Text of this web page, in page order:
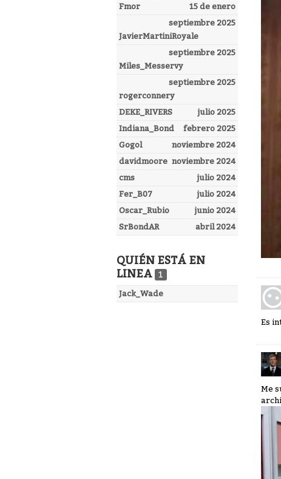
15 de enero
Fmor
septiembre 2025
JavierMartiniRoyale
septiembre 2025
Miles_Messervy
septiembre 2025
rogerconnery
julio 2025
DEKE_RIVERS
febrero 2025
Indiana_Bond
noviembre 2024
Gogol
noviembre 2024
davidmoore
julio 2024
cms
julio 2024
Fer_B07
junio 2024
Oscar_Rubio
abril 2024
SrBondAR
QUIÉN ESTÁ EN
LINEA 1
Jack_Wade
Es
Me